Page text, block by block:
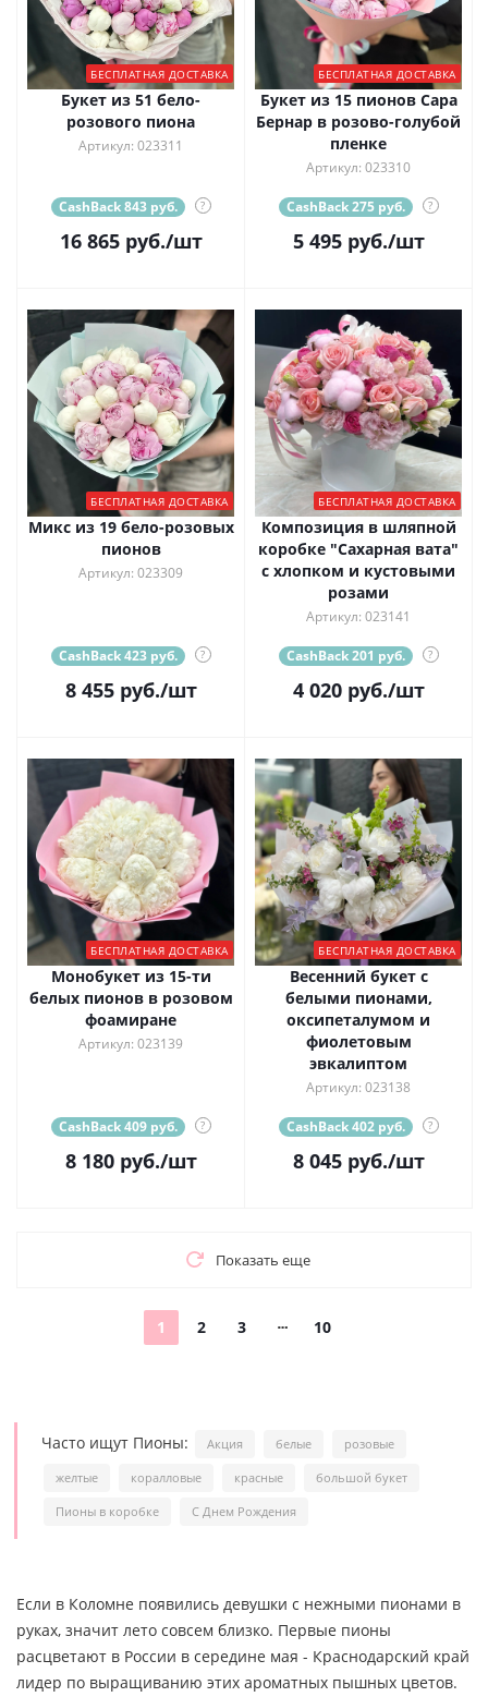
БЕСПЛАТНАЯ ДОСТАВКА
Букет из 51 бело-
розового пиона
Артикул: 023311
CashBack 843 руб. ?
16 865руб./шт
БЕСПЛАТНАЯ ДОСТАВКА
Букет из 15 пионов Сара
Бернар в розово-голубой
пленке
Артикул: 023310
CashBack 275 руб. ?
5 495руб./шт
БЕСПЛАТНАЯ ДОСТАВКА
Микс из 19 бело-розовых
пионов
Артикул: 023309
CashBack 423 руб. ?
8 455руб./шт
БЕСПЛАТНАЯ ДОСТАВКА
Композиция в шляпной
коробке "Сахарная вата"
с хлопком и кустовыми
розами
Артикул: 023141
CashBack 201 руб. ?
4 020руб./шт
БЕСПЛАТНАЯ ДОСТАВКА
Монобукет из 15-ти
белых пионов в розовом
фоамиране
Артикул: 023139
CashBack 409 руб. ?
8 180руб./шт
БЕСПЛАТНАЯ ДОСТАВКА
Весенний букет с
белыми пионами,
оксипеталумом и
фиолетовым
эвкалиптом
Артикул: 023138
CashBack 402 руб. ?
8 045руб./шт
Показать еще
1 2 3 10
Часто ищут Пионы: Акция белые розовые
желтые коралловые красные большой букет
Пионы в коробке С Днем Рождения
Если в Коломне появились девушки с нежными пионами в
руках, значит лето совсем близко. Первые пионы
расцветают в России в середине мая - Краснодарский край
лидер по выращиванию этих ароматных пышных цветов.